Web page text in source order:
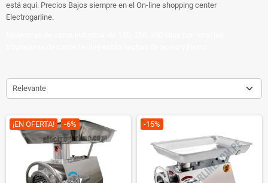
está aquí. Precios Bajos siempre en el On-line shopping center
Electrogarline.
Relevante
¡EN OFERTA! -6% -15%